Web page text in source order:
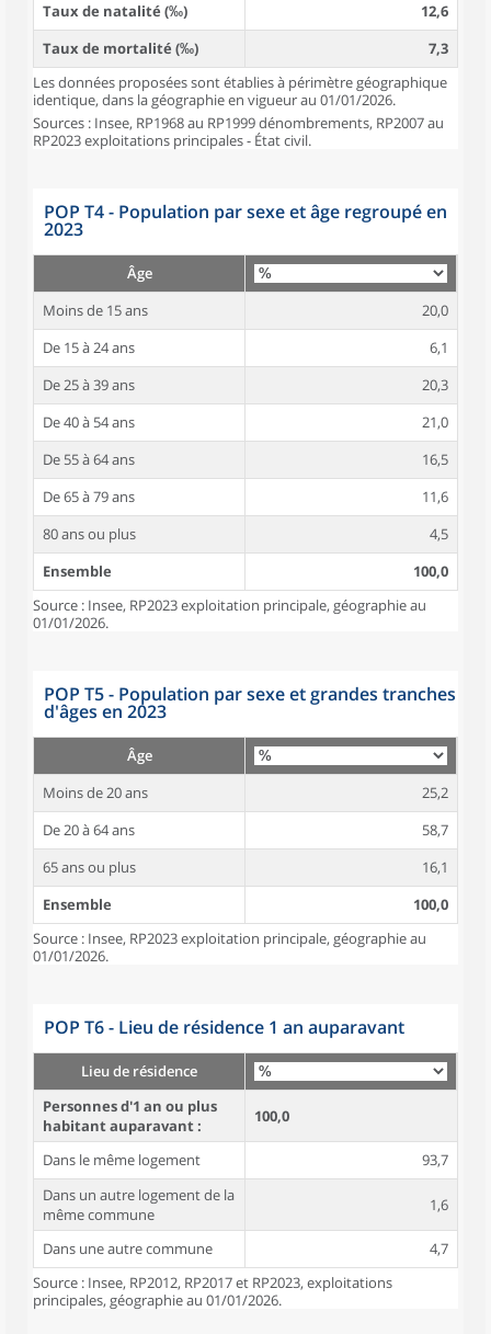
Taux de natalité (‰)
12,6
Taux de mortalité (‰)
7,3
Les données proposées sont établies à périmètre géographique
identique, dans la géographie en vigueur au 01/01/2026.
Sources : Insee, RP1968 au RP1999 dénombrements, RP2007 au
RP2023 exploitations principales - État civil.
POP T4 - Population par sexe et âge regroupé en
2023
Âge
Moins de 15 ans
20,0
De 15 à 24 ans
6,1
De 25 à 39 ans
20,3
De 40 à 54 ans
21,0
De 55 à 64 ans
16,5
De 65 à 79 ans
11,6
80 ans ou plus
4,5
Ensemble
100,0
Source : Insee, RP2023 exploitation principale, géographie au
01/01/2026.
POP T5 - Population par sexe et grandes tranches
d'âges en 2023
Âge
Moins de 20 ans
25,2
De 20 à 64 ans
58,7
65 ans ou plus
16,1
Ensemble
100,0
Source : Insee, RP2023 exploitation principale, géographie au
01/01/2026.
POP T6 - Lieu de résidence 1 an auparavant
Lieu de résidence
Personnes d'1 an ou plus
habitant auparavant :
100,0
Dans le même logement
93,7
Dans un autre logement de la
même commune
1,6
Dans une autre commune
4,7
Source : Insee, RP2012, RP2017 et RP2023, exploitations
principales, géographie au 01/01/2026.